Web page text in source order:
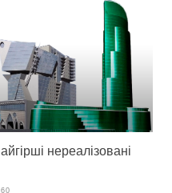
нереалізовані